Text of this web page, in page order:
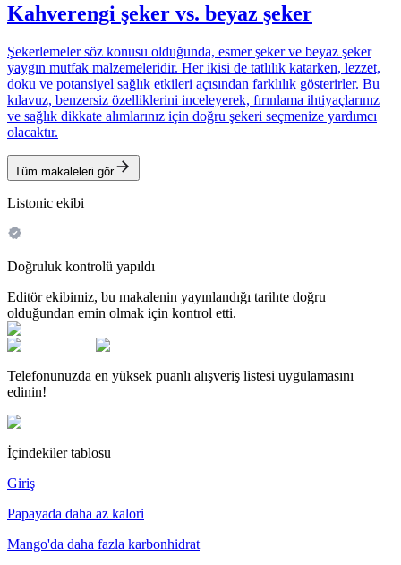
Kahverengi şeker vs. beyaz şeker
Şekerlemeler söz konusu olduğunda, esmer şeker ve beyaz şeker
yaygın mutfak malzemeleridir. Her ikisi de tatlılık katarken, lezzet,
doku ve potansiyel sağlık etkileri açısından farklılık gösterirler. Bu
kılavuz, benzersiz özelliklerini inceleyerek, fırınlama ihtiyaçlarınız
ve sağlık dikkate alımlarınız için doğru şekeri seçmenize yardımcı
olacaktır.
Tüm makaleleri gör
Listonic ekibi
Doğruluk kontrolü yapıldı
Editör ekibimiz, bu makalenin yayınlandığı tarihte doğru
olduğundan emin olmak için kontrol etti.
Telefonunuzda en yüksek puanlı alışveriş listesi uygulamasını
edinin!
İçindekiler tablosu
Giriş
Papayada daha az kalori
Mango'da daha fazla karbonhidrat